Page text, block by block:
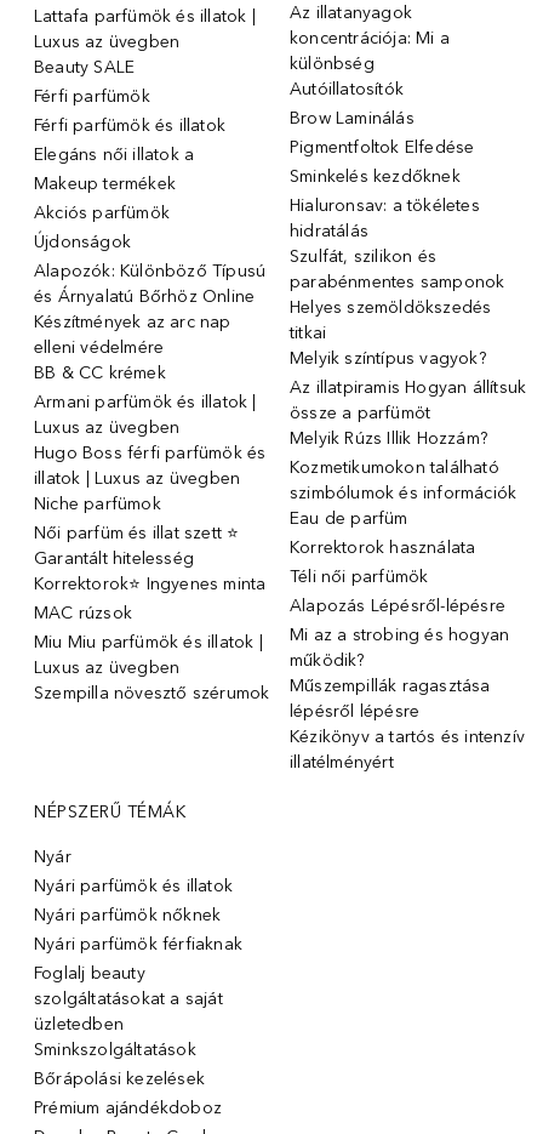
Lattafa parfümök és illatok |
Luxus az üvegben
Beauty SALE
Férfi parfümök
Férfi parfümök és illatok
Elegáns női illatok ️a
Makeup termékek
Akciós parfümök
Újdonságok
Alapozók: Különböző Típusú
és Árnyalatú Bőrhöz Online
Készítmények az arc nap
elleni védelmére
BB & CC krémek
Armani parfümök és illatok |
Luxus az üvegben
Hugo Boss férfi parfümök és
illatok | Luxus az üvegben
Niche parfümok
Női parfüm és illat szett ⭐
Garantált hitelesség
Korrektorok⭐ Ingyenes minta
MAC rúzsok
Miu Miu parfümök és illatok |
Luxus az üvegben
Szempilla növesztő szérumok
Az illatanyagok
koncentrációja: Mi a
különbség
Autóillatosítók
Brow Laminálás
Pigmentfoltok Elfedése
Sminkelés kezdőknek
Hialuronsav: a tökéletes
hidratálás
Szulfát, szilikon és
parabénmentes samponok
Helyes szemöldökszedés
titkai
Melyik színtípus vagyok?
Az illatpiramis Hogyan állítsuk
össze a parfümöt
Melyik Rúzs Illik Hozzám?
Kozmetikumokon található
szimbólumok és információk
Eau de parfüm
Korrektorok használata
Téli női parfümök
Alapozás Lépésről-lépésre
Mi az a strobing és hogyan
működik?
Műszempillák ragasztása
lépésről lépésre
Kézikönyv a tartós és intenzív
illatélményért
NÉPSZERŰ TÉMÁK
Nyár
Nyári parfümök és illatok
Nyári parfümök nőknek
Nyári parfümök férfiaknak
Foglalj beauty
szolgáltatásokat a saját
üzletedben
Sminkszolgáltatások
Bőrápolási kezelések
Prémium ajándékdoboz